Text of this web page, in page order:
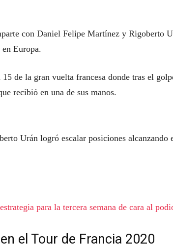
con Daniel Felipe Martínez y Rigoberto
Europa.
de la gran vuelta francesa donde tras el
recibió en una de sus manos.
Urán logró escalar posiciones alcanzando
para la tercera semana de cara al
el Tour de Francia 2020